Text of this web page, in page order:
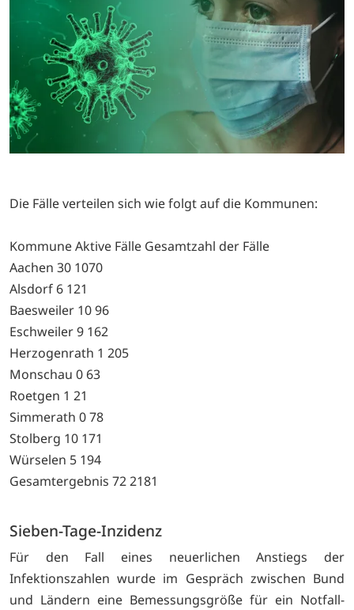
Die Fälle verteilen sich wie folgt auf die Kommunen:
Kommune Aktive Fälle Gesamtzahl der Fälle
Aachen 30 1070
Alsdorf 6 121
Baesweiler 10 96
Eschweiler 9 162
Herzogenrath 1 205
Monschau 0 63
Roetgen 1 21
Simmerath 0 78
Stolberg 10 171
Würselen 5 194
Gesamtergebnis 72 2181
Sieben-Tage-Inzidenz
Für den Fall eines neuerlichen Anstiegs der
Infektionszahlen wurde im Gespräch zwischen Bund
und Ländern eine Bemessungsgröße für ein Notfall-